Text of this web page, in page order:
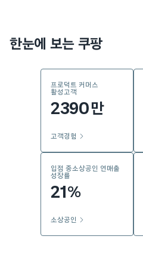
한눈에 보는 쿠팡
프로덕트 커머스
활성고객
2390만
고객경험
입점 중소상공인 연매출
성장률
21 %
소상공인